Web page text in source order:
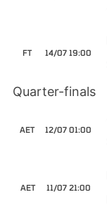
14/07 19:00
FT
Quarter-finals
12/07 01:00
AET
11/07 21:00
AET